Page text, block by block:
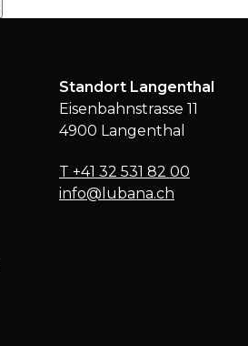
Standort Langenthal
Eisenbahnstrasse 11
4900 Langenthal
T +41 32 531 82 00
info@lubana.ch